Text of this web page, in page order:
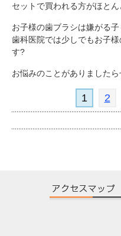
セットで買われる方がほとん
お子様の歯ブラシは嫌がる
歯科医院では少しでもお子
す?
お悩みのことがありました
1 2